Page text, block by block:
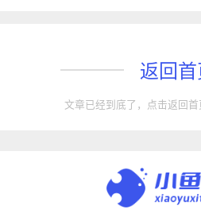
返回首
文章已经到底了，点击返回首